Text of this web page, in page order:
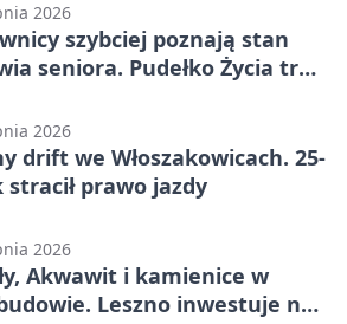
2026
szybciej poznają stan
seniora. Pudełko Życia trafi
2026
drift we Włoszakowicach. 25-
stracił prawo jazdy
2026
Akwawit i kamienice w
Leszno inwestuje na